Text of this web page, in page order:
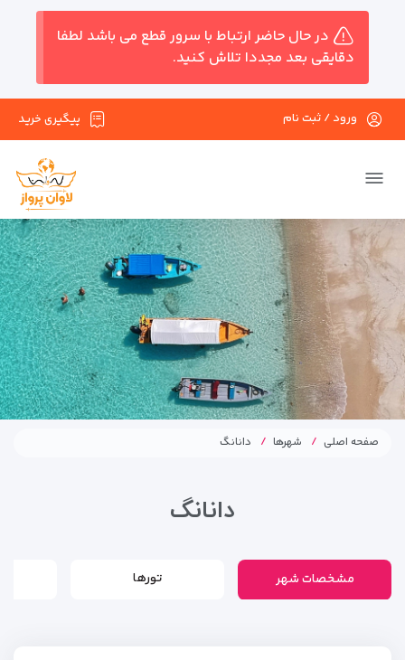
در حال حاضر ارتباط با سرور قطع می باشد لطفا
دقایقی بعد مجددا تلاش کنید.
پیگیری خرید ورود / ثبت نام
صفحه اصلی شهرها دانانگ
دانانگ
مشخصات شهر تورها